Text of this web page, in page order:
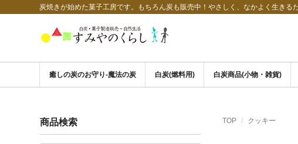
炭焼きが始めた菓子工房です。もちろん炭も販売中！やさしく、なかよく生きる
癒しの炭のお守り-魔法の炭 白炭(燃料用) 白炭商品(小物・雑貨)
TOP クッキー
商品検索